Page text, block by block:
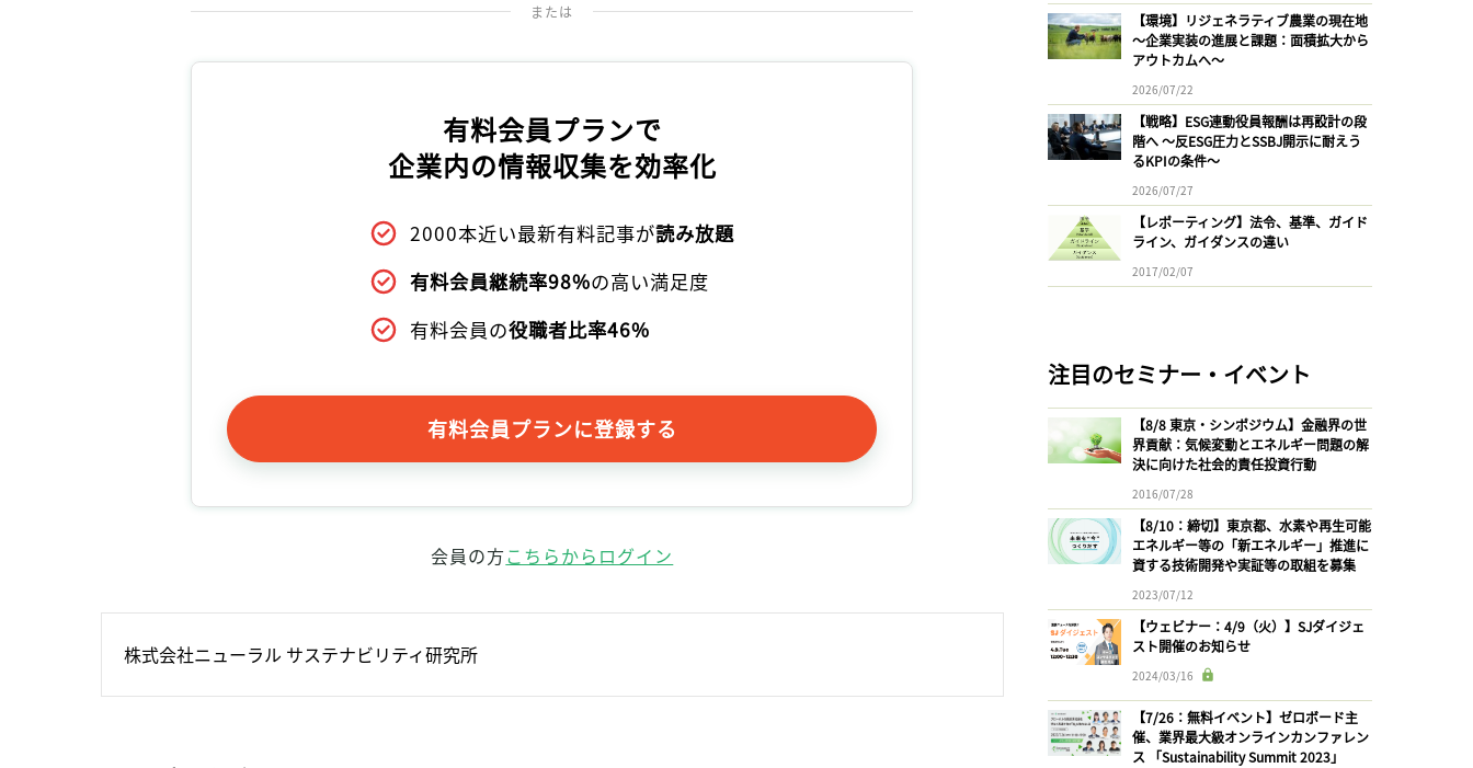
または
有料会員プランで
企業内の情報収集を効率化
2000本近い最新有料記事が読み放題
有料会員継続率98%の高い満足度
有料会員の役職者比率46%
有料会員プランに登録する
会員の方こちらからログイン
株式会社ニューラル サステナビリティ研究所
【環境】リジェネラティブ農業の現在地
〜企業実装の進展と課題：面積拡大から
アウトカムへ〜
2026/07/22
【戦略】ESG連動役員報酬は再設計の段
階へ 〜反ESG圧力とSSBJ開示に耐えう
るKPIの条件〜
2026/07/27
【レポーティング】法令、基準、ガイド
ライン、ガイダンスの違い
2017/02/07
注目のセミナー・イベント
【8/8 東京・シンポジウム】金融界の世
界貢献：気候変動とエネルギー問題の解
決に向けた社会的責任投資行動
2016/07/28
【8/10：締切】東京都、水素や再生可能
エネルギー等の「新エネルギー」推進に
資する技術開発や実証等の取組を募集
2023/07/12
【ウェビナー：4/9（火）】SJダイジェ
スト開催のお知らせ
2024/03/16
【7/26：無料イベント】ゼロボード主
催、業界最大級オンラインカンファレン
ス 「Sustainability Summit 2023」